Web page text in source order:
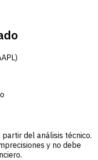
del análisis técnico.
y no debe